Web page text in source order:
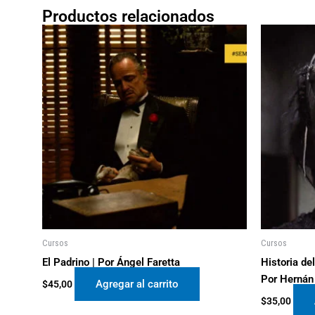
Productos relacionados
Cursos
El Padrino | Por Ángel Faretta
$45,00 Agregar al carrito
Cursos
Historia
Por Hernán
$35,00